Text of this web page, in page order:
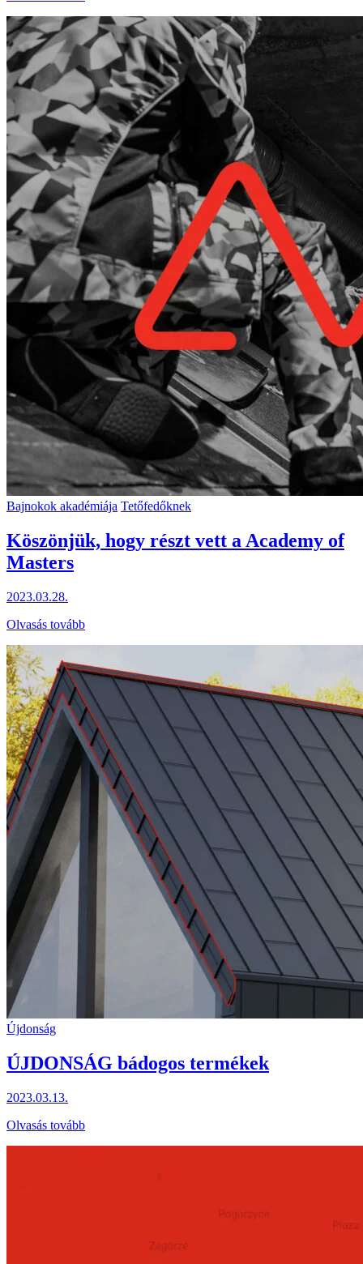
Bajnokok akadémiája Tetőfedőknek
Köszönjük, hogy részt vett a Academy of
Masters
2023.03.28.
Olvasás tovább
Újdonság
ÚJDONSÁG bádogos termékek
2023.03.13.
Olvasás tovább